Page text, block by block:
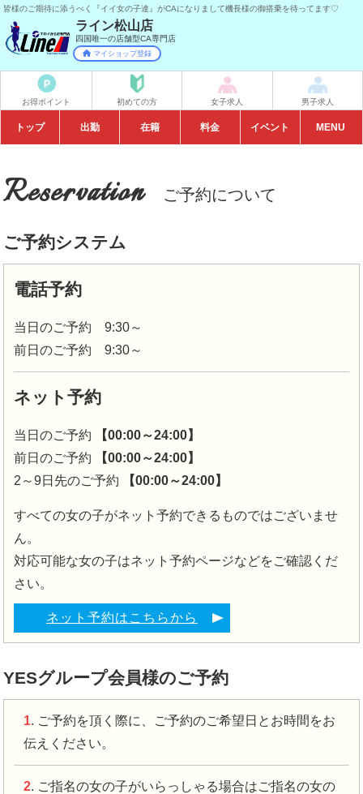
皆様のご期待に添うべく『イイ女の子達』がCAになりまして機長様の御搭乗を待ってます♡
ライン松山店
マイショップ登録
四国唯一の店舗型CA専門店
お得ポイント 初めての方 女子求人 男子求人
トップ 出勤 在籍 料金 イベント
本日開催 MENU
Reservation ご予約について
ご予約システム
電話予約
当日のご予約 9:30～
前日のご予約 9:30～
ネット予約
当日のご予約
【00:00～24:00】
前日のご予約
【00:00～24:00】
2～9日先のご予約
【00:00～24:00】
すべての女の子がネット予約できるものではございませ
ん。
対応可能な女の子はネット予約ページなどをご確認くだ
さい。
ネット予約はこちらから
YESグループ会員様のご予約
1. ご予約を頂く際に、ご予約のご希望日とお時間をお
伝えください。
2. ご指名の女の子がいらっしゃる場合はご指名の女の